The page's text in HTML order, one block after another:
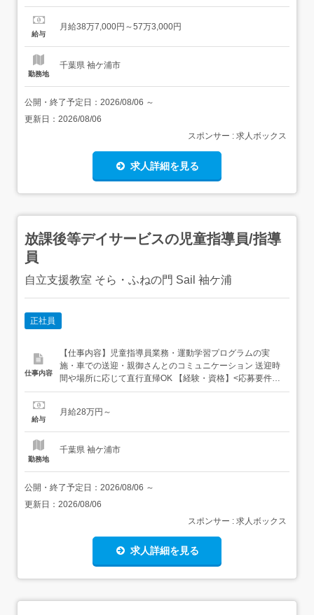
間:2026/07/16～2026/08/20 求人情報 店舗の特徴 上場企業
19-1 交 通 JR内房線「長浦駅」...
給与
月給38万7,000円～57万3,000円
勤務地
千葉県 袖ケ浦市
公開・終了予定日： 2026/08/06 ～
更新日： 2026/08/06
スポンサー : 求人ボックス
求人詳細を見る
放課後等デイサービスの児童指導員/指導
員
自立支援教室 そら・ふねの門 Sail 袖ケ浦
正社員
仕事内容
【仕事内容】児童指導員業務・運動学習プログラムの実
施・車での送迎・親御さんとのコミュニケーション 送迎時
間や場所に応じて直行直帰OK 【経験・資格】<応募要件>
児童指導員の要件を満たす方<歓迎要件>強度行動障害養成
280,000円 〜 <給与の備考>月給 280,000円～固定残業代
給与
月給28万円～
勤務地
千葉県 袖ケ浦市
公開・終了予定日： 2026/08/06 ～
更新日： 2026/08/06
スポンサー : 求人ボックス
求人詳細を見る